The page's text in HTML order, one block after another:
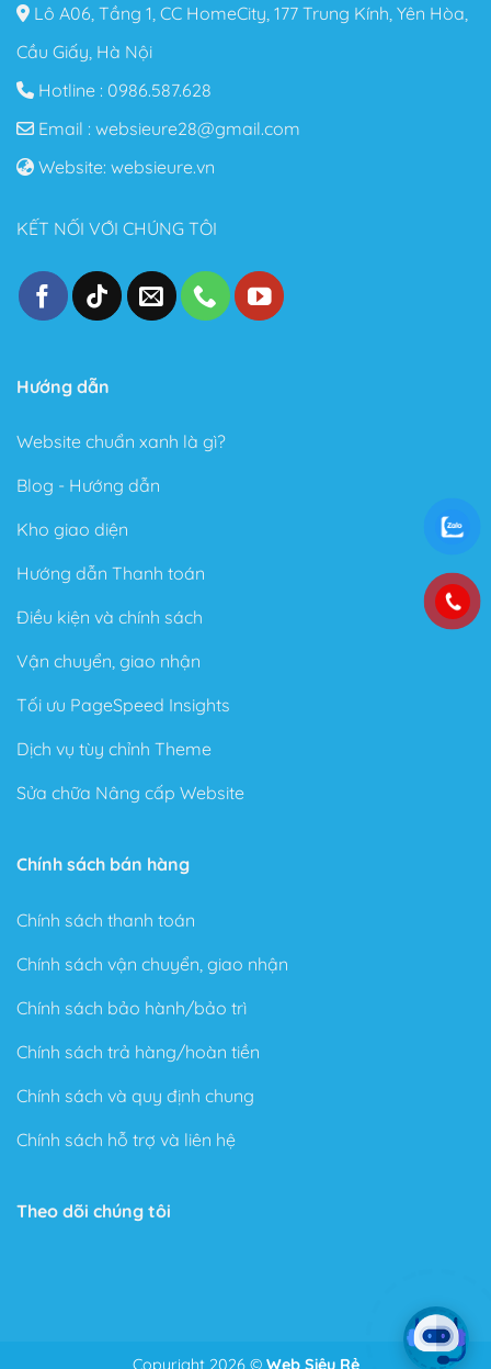
Lô A06, Tầng 1, CC HomeCity, 177 Trung Kính, Yên Hòa,
Cầu Giấy, Hà Nội
Hotline : 0986.587.628
Email : websieure28@gmail.com
Website: websieure.vn
KẾT NỐI VỚI CHÚNG TÔI
Hướng dẫn
Website chuẩn xanh là gì?
Blog - Hướng dẫn
Kho giao diện
Hướng dẫn Thanh toán
Điều kiện và chính sách
Vận chuyển, giao nhận
Tối ưu PageSpeed Insights
Dịch vụ tùy chỉnh Theme
Sửa chữa Nâng cấp Website
Chính sách bán hàng
Chính sách thanh toán
Chính sách vận chuyển, giao nhận
Chính sách bảo hành/bảo trì
Chính sách trả hàng/hoàn tiền
Chính sách và quy định chung
Chính sách hỗ trợ và liên hệ
Theo dõi chúng tôi
Copyright 2026 © Web Siêu Rẻ